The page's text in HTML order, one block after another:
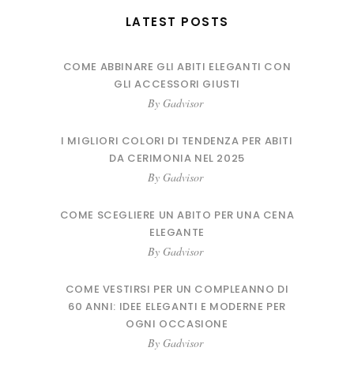
LATEST POSTS
COME ABBINARE GLI ABITI ELEGANTI CON
GLI ACCESSORI GIUSTI
By Gadvisor
I MIGLIORI COLORI DI TENDENZA PER ABITI
DA CERIMONIA NEL 2025
By Gadvisor
COME SCEGLIERE UN ABITO PER UNA CENA
ELEGANTE
By Gadvisor
COME VESTIRSI PER UN COMPLEANNO DI
60 ANNI: IDEE ELEGANTI E MODERNE PER
OGNI OCCASIONE
By Gadvisor